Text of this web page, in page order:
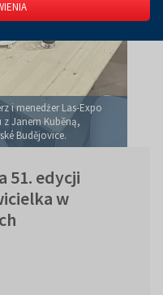
i menedżer Las-Expo
Janem Kuběną,
Budějovice.
51. edycji
w